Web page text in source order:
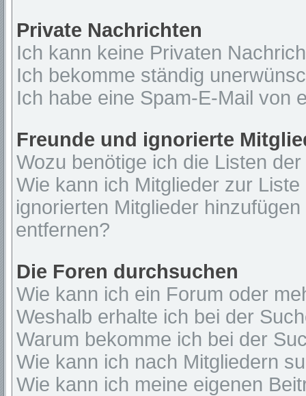
Private Nachrichten
Ich kann keine Privaten
Ich bekomme ständig
Ich habe eine Spam-E-Mail von
Freunde und ignorierte
Wozu benötige ich die Listen
Wie kann ich Mitglieder zur
ignorierten Mitglieder
entfernen?
Die Foren durchsuchen
Wie kann ich ein Forum oder
Weshalb erhalte ich bei der
Warum bekomme ich bei der
Wie kann ich nach Mitgliedern
Wie kann ich meine eigenen